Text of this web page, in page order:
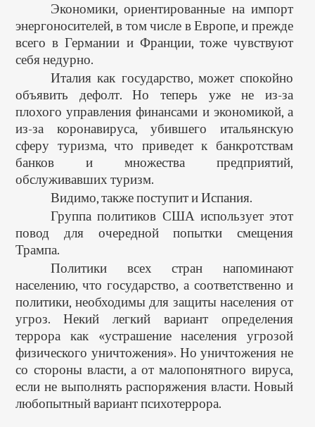
Экономики, ориентированные на импорт
энергоносителей, в том числе в Европе, и прежде
всего в Германии и Франции, тоже чувствуют
себя недурно.
Италия как государство, может спокойно
объявить дефолт. Но теперь уже не из-за
плохого управления финансами и экономикой, а
из-за коронавируса, убившего итальянскую
сферу туризма, что приведет к банкротствам
банков и множества предприятий,
обслуживавших туризм.
Видимо, также поступит и Испания.
Группа политиков США использует этот
повод для очередной попытки смещения
Трампа.
Политики всех стран напоминают
населению, что государство, а соответственно и
политики, необходимы для защиты населения от
угроз. Некий легкий вариант определения
террора как «устрашение населения угрозой
физического уничтожения». Но уничтожения не
со стороны власти, а от малопонятного вируса,
если не выполнять распоряжения власти. Новый
любопытный вариант психотеррора.